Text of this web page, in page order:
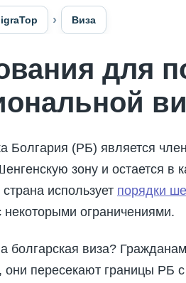
Виза
для
Болгария (РБ) является
зону и остается в
использует порядки
ограничениями.
болгарская виза?
пересекают границы РБ